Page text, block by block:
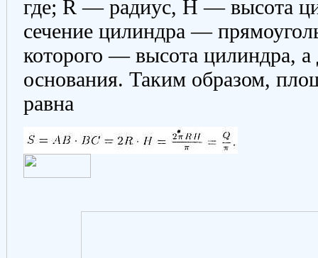
где; R — радиус, H — высота
сечение цилиндра —
которого — высота цилиндра,
основания. Таким образом,
равна